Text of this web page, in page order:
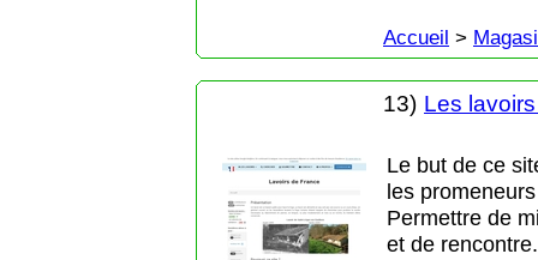
Accueil >
13) Les
Le but de ce
les
Permettre de
et de rencontre.